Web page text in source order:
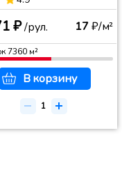
₽/рул. 17₽/м²
7360м²
В корзину